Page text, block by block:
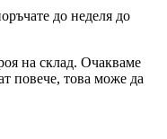
до неделя до
на склад. Очакваме
повече, това може да